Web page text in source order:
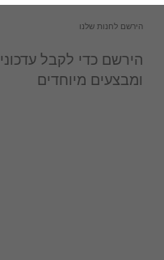
הירשם כדי לקבל
ומבצעים מיוחדים
הירשם לחנות שלנו